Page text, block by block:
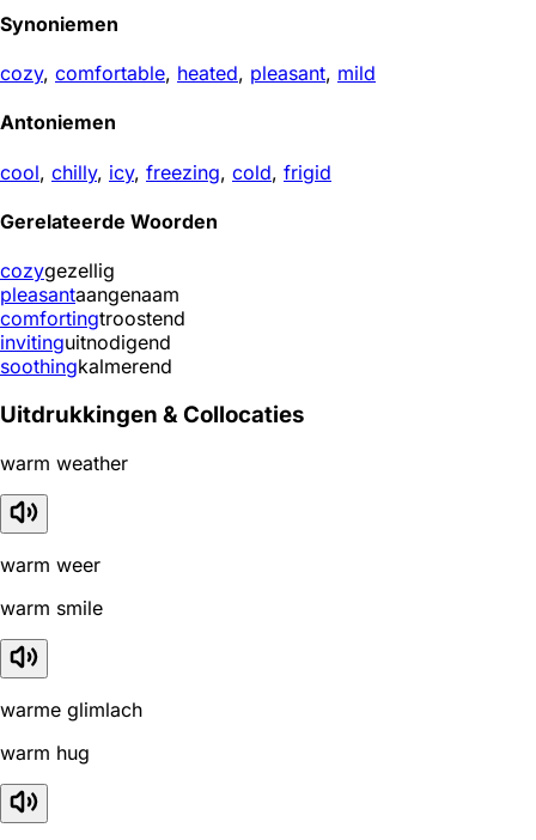
Synoniemen
cozy, comfortable, heated, pleasant, mild
Antoniemen
cool, chilly, icy, freezing, cold, frigid
Gerelateerde Woorden
cozygezellig
pleasantaangenaam
comfortingtroostend
invitinguitnodigend
soothingkalmerend
Uitdrukkingen & Collocaties
warm weather
warm weer
warm smile
warme glimlach
warm hug